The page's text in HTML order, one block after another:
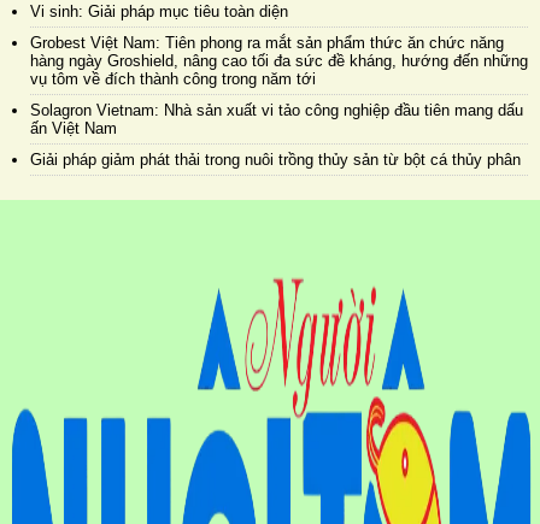
Vi sinh: Giải pháp mục tiêu toàn diện
Grobest Việt Nam: Tiên phong ra mắt sản phẩm thức ăn chức năng
hàng ngày Groshield, nâng cao tối đa sức đề kháng, hướng đến những
vụ tôm về đích thành công trong năm tới
Solagron Vietnam: Nhà sản xuất vi tảo công nghiệp đầu tiên mang dấu
ấn Việt Nam
Giải pháp giảm phát thải trong nuôi trồng thủy sản từ bột cá thủy phân